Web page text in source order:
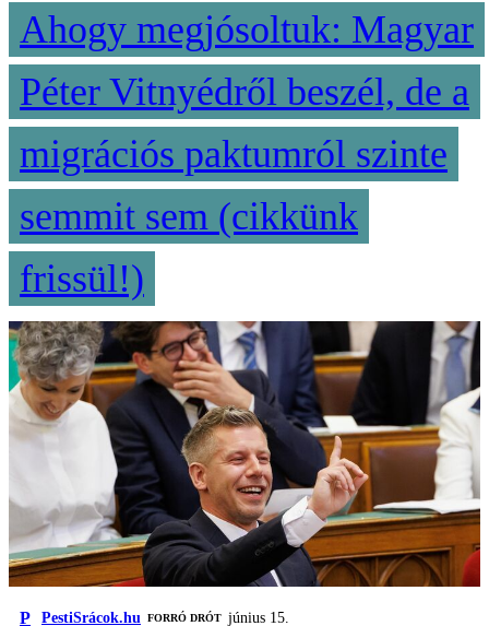
Ahogy megjósoltuk: Magyar
Péter Vitnyédről beszél, de a
migrációs paktumról szinte
semmit sem (cikkünk
frissül!)
P PestiSrácok.hu FORRÓ DRÓT június 15.